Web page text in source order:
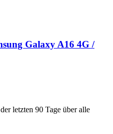
Galaxy A16 4G /
letzten 90 Tage über alle